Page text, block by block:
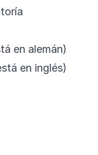
en alemán)
en inglés)